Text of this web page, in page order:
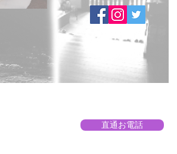
直通お電話